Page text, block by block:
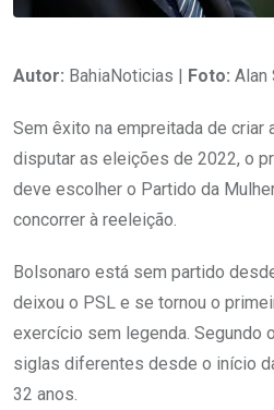
Autor: BahiaNoticias | Foto: Alan
Sem êxito na empreitada de criar
disputar as eleições de 2022, o
deve escolher o Partido da
concorrer à reeleição.
Bolsonaro está sem partido
deixou o PSL e se tornou o
exercício sem legenda. Segundo
siglas diferentes desde o início
32 anos.